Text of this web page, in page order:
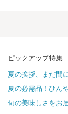
ピックアップ特集
夏の挨拶、まだ間
夏の必需品！ひん
旬の美味しさをお